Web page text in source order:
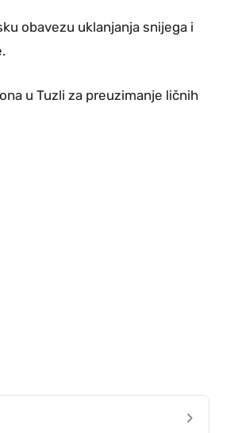
obavezu uklanjanja snijega i
u Tuzli za preuzimanje ličnih
›